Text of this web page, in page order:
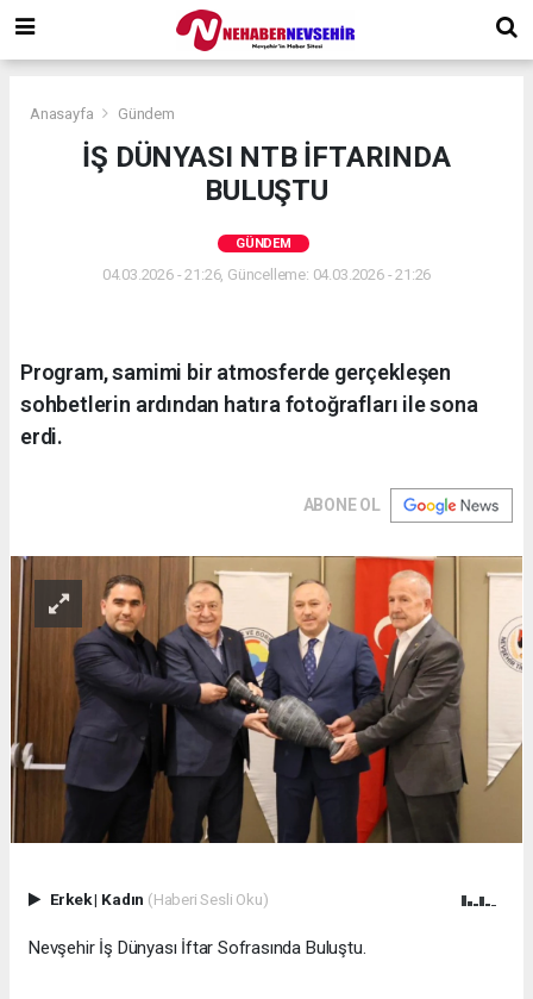
Anasayfa Gündem
İŞ DÜNYASI NTB İFTARINDA
BULUŞTU
GÜNDEM
04.03.2026 - 21:26, Güncelleme: 04.03.2026 - 21:26
Program, samimi bir atmosferde gerçekleşen
sohbetlerin ardından hatıra fotoğrafları ile sona
erdi.
ABONE OL
Erkek| Kadın (Haberi Sesli Oku)
Nevşehir İş Dünyası İftar Sofrasında Buluştu.